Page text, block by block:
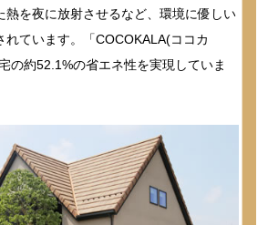
熱を夜に放射させるなど、環境に優しい
れています。「COCOKALA(ココカ
の約52.1%の省エネ性を実現していま